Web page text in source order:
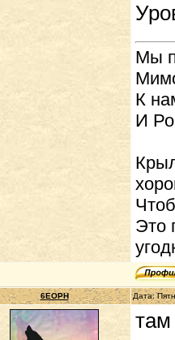
Мы
К
И
Это
6EOPH Дата:
там